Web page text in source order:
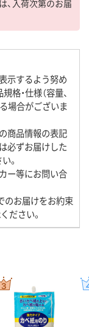
、入荷次第のお届
示するよう努め
格・仕様（容量、
場合がございま
商品情報の表記
必ずお届けした
。
ー等にお問い合
のお届けをお約束
ださい。